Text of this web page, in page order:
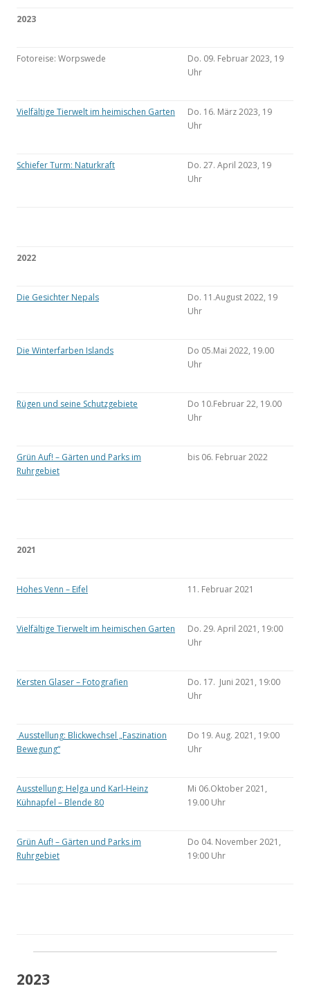
2023
Fotoreise: Worpswede
Do. 09. Februar 2023, 19
Uhr
Vielfältige Tierwelt im heimischen Garten
Do. 16. März 2023, 19
Uhr
Schiefer Turm: Naturkraft
Do. 27. April 2023, 19
Uhr
2022
Die Gesichter Nepals
Do. 11.August 2022, 19
Uhr
Die Winterfarben Islands
Do 05.Mai 2022, 19.00
Uhr
Rügen und seine Schutzgebiete
Do 10.Februar 22, 19.00
Uhr
Grün Auf! – Gärten und Parks im
Ruhrgebiet
bis 06. Februar 2022
2021
Hohes Venn – Eifel 11. Februar 2021
Vielfältige Tierwelt im heimischen Garten
Do. 29. April 2021, 19:00
Uhr
Kersten Glaser – Fotografien
Do. 17. Juni 2021, 19:00
Uhr
Ausstellung: Blickwechsel „Faszination
Bewegung“
Do 19. Aug. 2021, 19:00
Uhr
Ausstellung: Helga und Karl-Heinz
Kühnapfel – Blende 80
Mi 06.Oktober 2021,
19.00 Uhr
Grün Auf! – Gärten und Parks im
Ruhrgebiet
Do 04. November 2021,
19:00 Uhr
2023